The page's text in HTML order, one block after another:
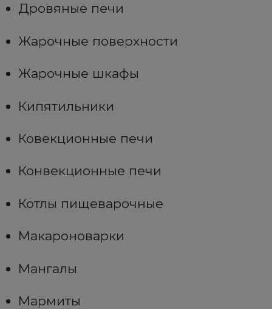
Дровяные печи
Жарочные поверхности
Жарочные шкафы
Кипятильники
Ковекционные печи
Конвекционные печи
Котлы пищеварочные
Макароноварки
Мангалы
Мармиты